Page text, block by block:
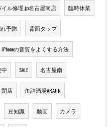
ル修理.jp名古屋南店 臨時休業
予防 背面タップ
iPhoneの音質をよくする方法
SALE 名古屋南
閉店 缶詰酒場ARAJIN
豆知識 動画 カメラ